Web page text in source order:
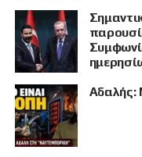
Αδαλής: